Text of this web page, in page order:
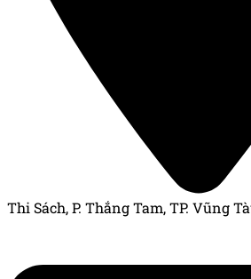
Thi Sách, P. Thắng Tam, TP. Vũng